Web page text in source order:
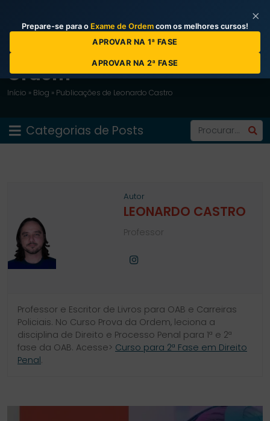
Blog do Curso Prova da
Ordem
Início » Blog » Publicações de Leonardo Castro
Categorias de Posts
Autor
LEONARDO CASTRO
Professor
Professor e Escritor de Livros para OAB e Carreiras
Policiais. No Curso Prova da Ordem, leciona a
disciplina de Direito e Processo Penal para 1ª e 2ª
fase da OAB. Acesse> Curso para 2ª Fase em Direito
Penal.
×
Prepare-se para o Exame de Ordem com os melhores cursos!
APROVAR NA 1ª FASE
APROVAR NA 2ª FASE